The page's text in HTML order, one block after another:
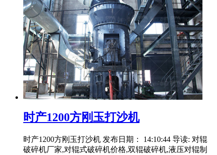
时产1200方刚玉打沙机
时产1200方刚玉打沙机 发布日期： 14:10:44 导读: 对辊
破碎机厂家,对辊式破碎机价格,双辊破碎机,液压对辊制